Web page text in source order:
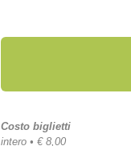
Costo biglietti
intero • € 8,00